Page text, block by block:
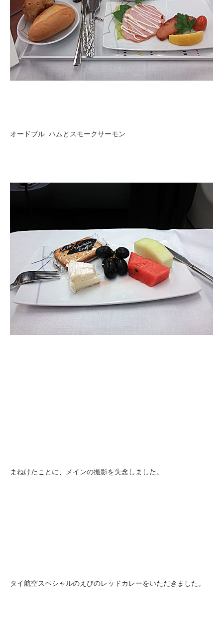
オードブル ハムとスモークサーモン
まねけたことに、メインの撮影を失念しました。
タイ航空スペシャルのえびのレッドカレーをいただきました。